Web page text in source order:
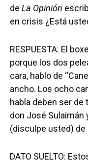
de La Opinión
en crisis ¿Está
RESPUESTA: El
porque los dos
cara, hablo de
ancho. Los ocho
habla deben ser de
don José Sulaimán
(disculpe usted) de
DATO SUELTO: